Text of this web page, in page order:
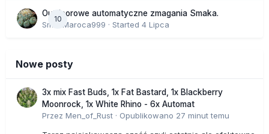
10
Outdoorowe automatyczne zmagania Smaka.
SmakMaroca999 · Started 4 Lipca
Nowe posty
3x mix Fast Buds, 1x Fat Bastard, 1x Blackberry
Moonrock, 1x White Rhino - 6x Automat
Przez Men_of_Rust · Opublikowano 27 minut temu